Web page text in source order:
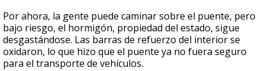
Por ahora, la gente puede caminar sobre el puente, pero
bajo riesgo, el hormigón, propiedad del estado, sigue
desgastándose. Las barras de refuerzo del interior se
oxidaron, lo que hizo que el puente ya no fuera seguro
para el transporte de vehículos.